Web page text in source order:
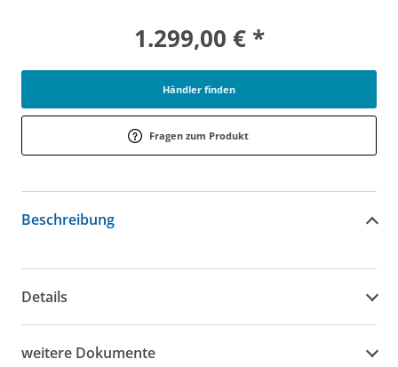
1.299,00 € *
Händler finden
Fragen zum Produkt
Beschreibung
Details
weitere Dokumente